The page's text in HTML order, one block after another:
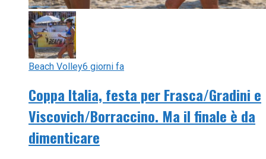
Beach Volley6 giorni fa
Coppa Italia, festa per Frasca/Gradini e
Viscovich/Borraccino. Ma il finale è da
dimenticare